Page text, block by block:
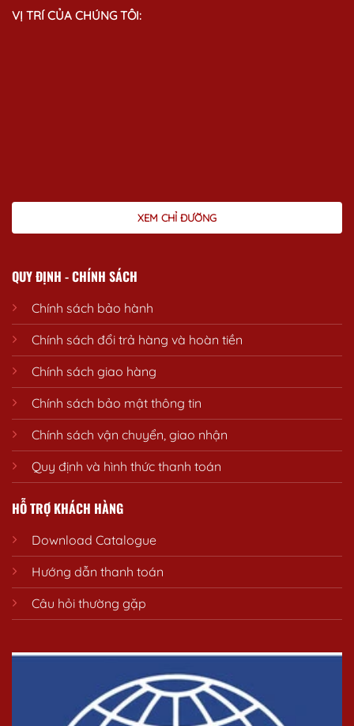
VỊ TRÍ CỦA CHÚNG TÔI:
XEM CHỈ ĐƯỜNG
QUY ĐỊNH - CHÍNH SÁCH
Chính sách bảo hành
Chính sách đổi trả hàng và hoàn tiền
Chính sách giao hàng
Chính sách bảo mật thông tin
Chính sách vận chuyển, giao nhận
Quy định và hình thức thanh toán
HỖ TRỢ KHÁCH HÀNG
Download Catalogue
Hướng dẫn thanh toán
Câu hỏi thường gặp